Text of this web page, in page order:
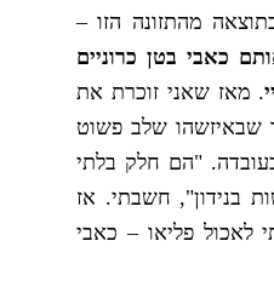
מהתזונה הזו –
כאבי בטן כרוניים
. מאז שאני זוכרת את
שבאיזשהו שלב פשוט
"הם חלק בלתי
בנידון", חשבתי. אז
לאכול פליאו – כאבי